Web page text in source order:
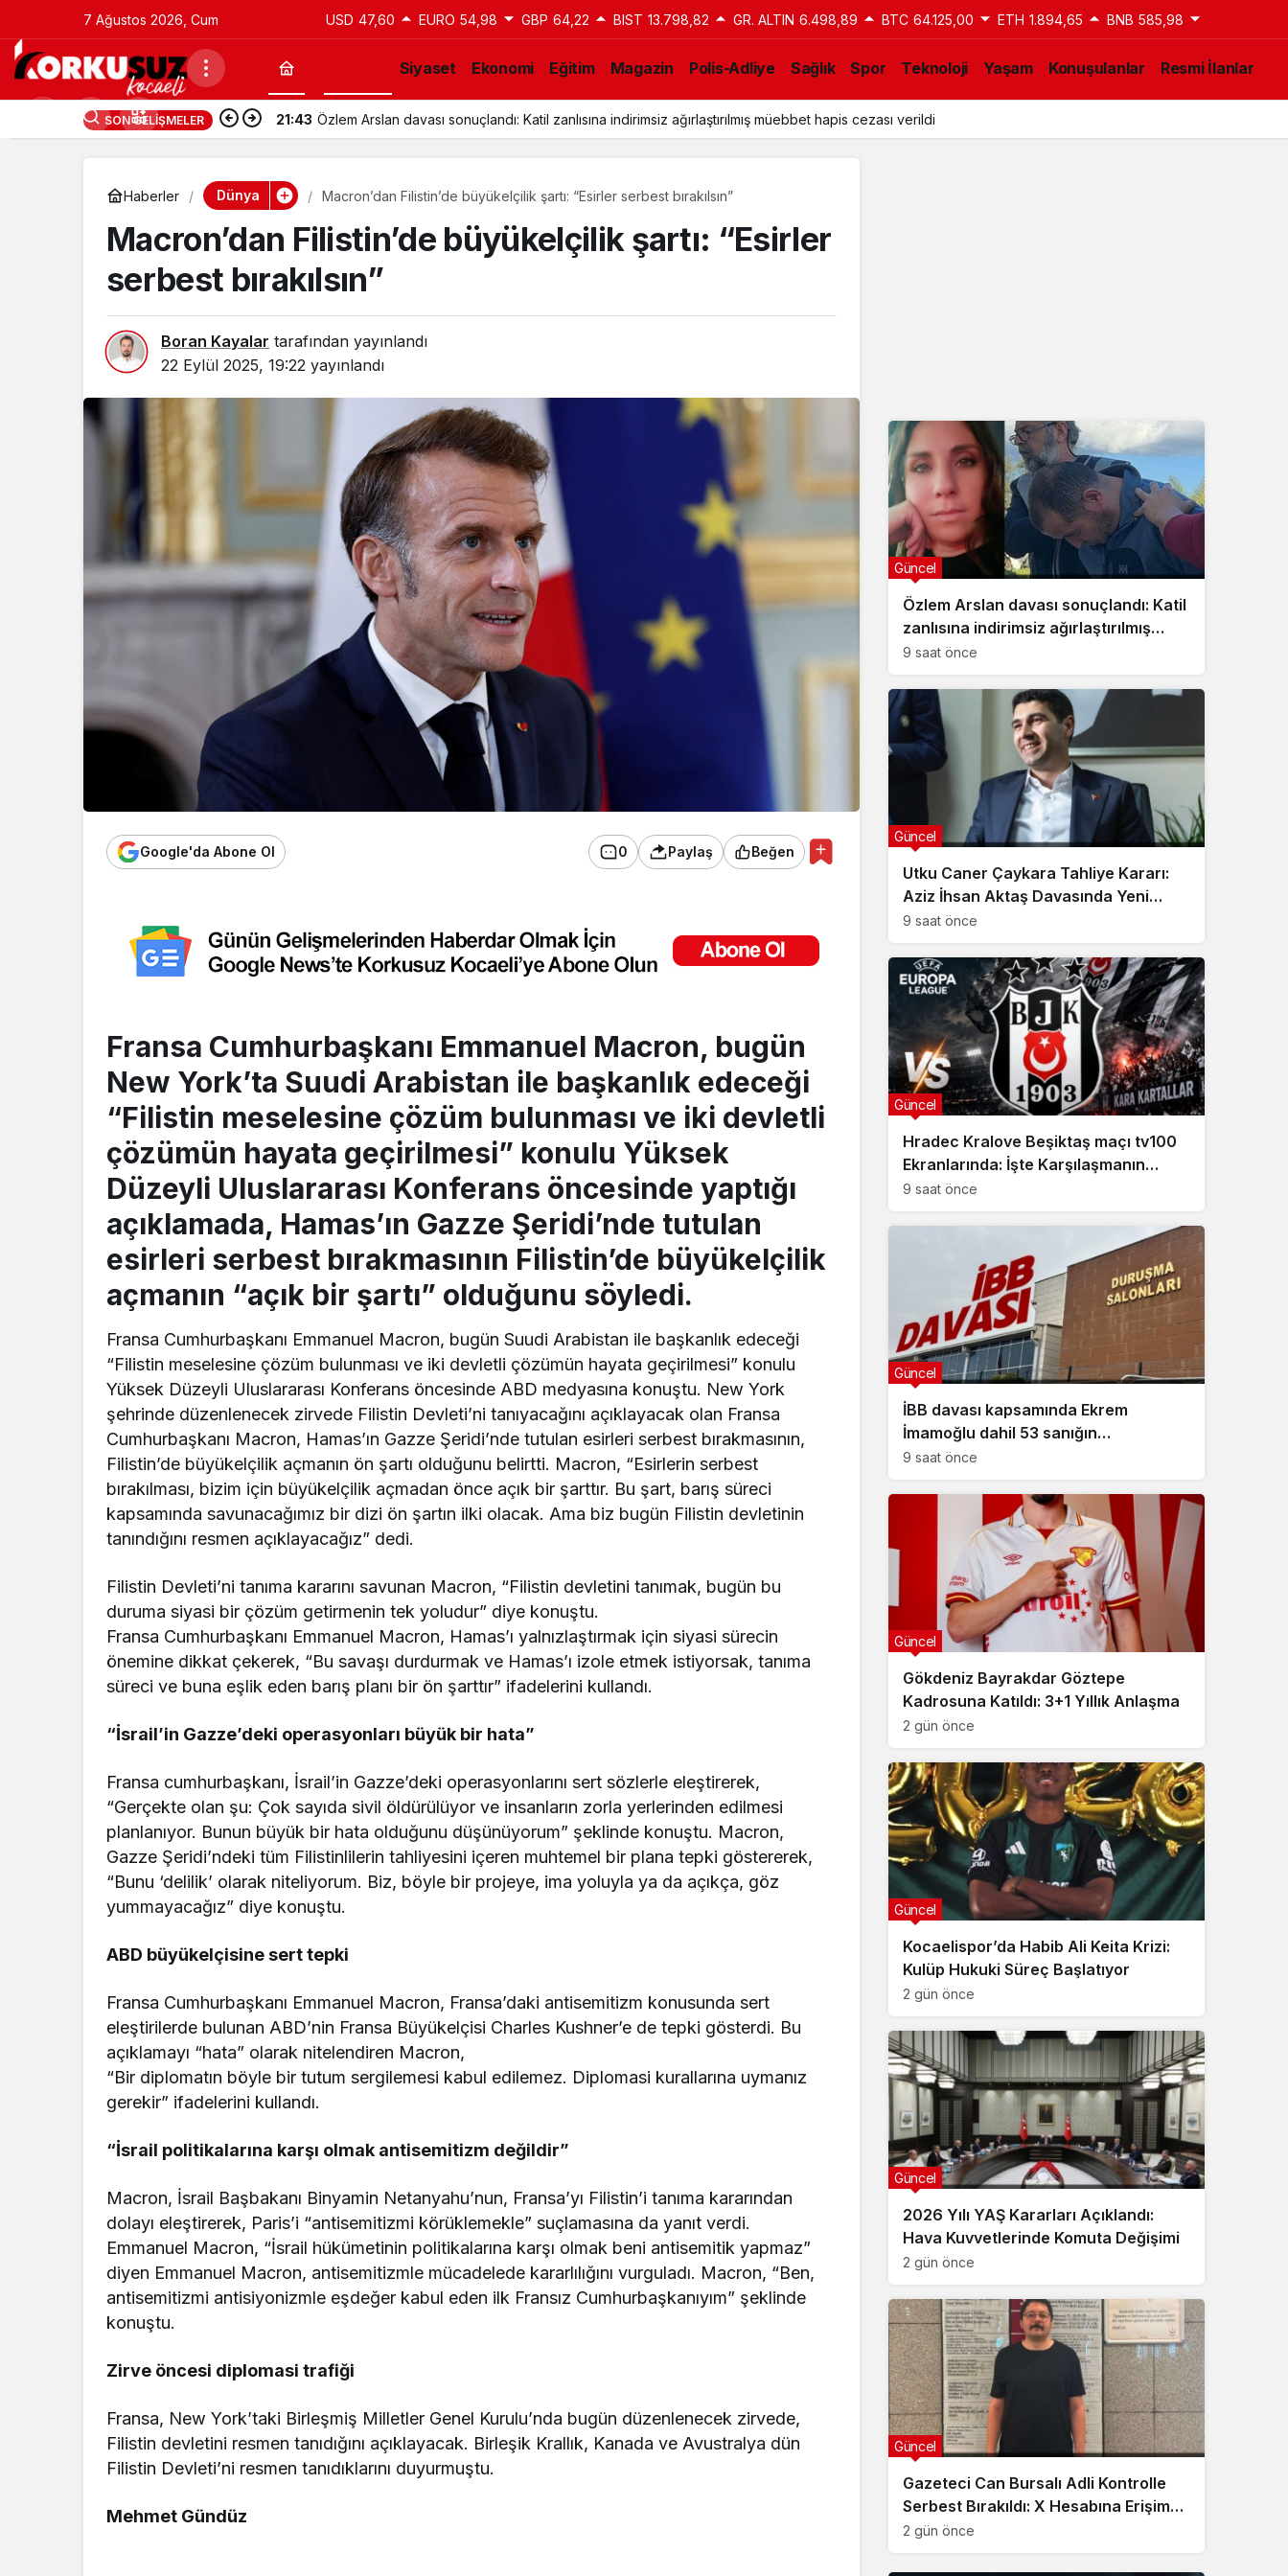
7 Ağustos 2026, Cum USD 47,60 EURO 54,98 GBP 64,22 BIST 13.798,82 GR. ALTIN 6.498,89 BTC 64.125,00 ETH 1.894,65 BNB 585,98
Siyaset Ekonomi Eğitim Magazin Polis-Adliye Sağlık Spor Teknoloji Yaşam Konuşulanlar Resmi İlanlar
SON GELIŞMELER 21:43 Utku Caner Çaykara Tahliye Kararı: Aziz İhsan Aktaş Davasında Yeni Gelişme
Haberler Dünya Macron’dan Filistin’de büyükelçilik şartı: “Esirler serbest bırakılsın”
Macron’dan Filistin’de büyükelçilik şartı: “Esirler
serbest bırakılsın”
Boran Kayalar tarafından yayınlandı
22 Eylül 2025, 19:22 yayınlandı
Google'da Abone Ol 0 Paylaş Beğen
Fransa Cumhurbaşkanı Emmanuel Macron, bugün
New York’ta Suudi Arabistan ile başkanlık edeceği
“Filistin meselesine çözüm bulunması ve iki devletli
çözümün hayata geçirilmesi” konulu Yüksek
Düzeyli Uluslararası Konferans öncesinde yaptığı
açıklamada, Hamas’ın Gazze Şeridi’nde tutulan
esirleri serbest bırakmasının Filistin’de büyükelçilik
açmanın “açık bir şartı” olduğunu söyledi.
Fransa Cumhurbaşkanı Emmanuel Macron, bugün Suudi Arabistan ile başkanlık edeceği
“Filistin meselesine çözüm bulunması ve iki devletli çözümün hayata geçirilmesi” konulu
Yüksek Düzeyli Uluslararası Konferans öncesinde ABD medyasına konuştu. New York
şehrinde düzenlenecek zirvede Filistin Devleti’ni tanıyacağını açıklayacak olan Fransa
Cumhurbaşkanı Macron, Hamas’ın Gazze Şeridi’nde tutulan esirleri serbest bırakmasının,
Filistin’de büyükelçilik açmanın ön şartı olduğunu belirtti. Macron, “Esirlerin serbest
bırakılması, bizim için büyükelçilik açmadan önce açık bir şarttır. Bu şart, barış süreci
kapsamında savunacağımız bir dizi ön şartın ilki olacak. Ama biz bugün Filistin devletinin
tanındığını resmen açıklayacağız” dedi.
Filistin Devleti’ni tanıma kararını savunan Macron, “Filistin devletini tanımak, bugün bu
duruma siyasi bir çözüm getirmenin tek yoludur” diye konuştu.
Fransa Cumhurbaşkanı Emmanuel Macron, Hamas’ı yalnızlaştırmak için siyasi sürecin
önemine dikkat çekerek, “Bu savaşı durdurmak ve Hamas’ı izole etmek istiyorsak, tanıma
süreci ve buna eşlik eden barış planı bir ön şarttır” ifadelerini kullandı.
“İsrail’in Gazze’deki operasyonları büyük bir hata”
Fransa cumhurbaşkanı, İsrail’in Gazze’deki operasyonlarını sert sözlerle eleştirerek,
“Gerçekte olan şu: Çok sayıda sivil öldürülüyor ve insanların zorla yerlerinden edilmesi
planlanıyor. Bunun büyük bir hata olduğunu düşünüyorum” şeklinde konuştu. Macron,
Gazze Şeridi’ndeki tüm Filistinlilerin tahliyesini içeren muhtemel bir plana tepki göstererek,
“Bunu ‘delilik’ olarak niteliyorum. Biz, böyle bir projeye, ima yoluyla ya da açıkça, göz
yummayacağız” diye konuştu.
ABD büyükelçisine sert tepki
Fransa Cumhurbaşkanı Emmanuel Macron, Fransa’daki antisemitizm konusunda sert
eleştirilerde bulunan ABD’nin Fransa Büyükelçisi Charles Kushner’e de tepki gösterdi. Bu
açıklamayı “hata” olarak nitelendiren Macron,
“Bir diplomatın böyle bir tutum sergilemesi kabul edilemez. Diplomasi kurallarına uymanız
gerekir” ifadelerini kullandı.
“İsrail politikalarına karşı olmak antisemitizm değildir”
Macron, İsrail Başbakanı Binyamin Netanyahu’nun, Fransa’yı Filistin’i tanıma kararından
dolayı eleştirerek, Paris’i “antisemitizmi körüklemekle” suçlamasına da yanıt verdi.
Emmanuel Macron, “İsrail hükümetinin politikalarına karşı olmak beni antisemitik yapmaz”
diyen Emmanuel Macron, antisemitizmle mücadelede kararlılığını vurguladı. Macron, “Ben,
antisemitizmi antisiyonizmle eşdeğer kabul eden ilk Fransız Cumhurbaşkanıyım” şeklinde
konuştu.
Zirve öncesi diplomasi trafiği
Fransa, New York’taki Birleşmiş Milletler Genel Kurulu’nda bugün düzenlenecek zirvede,
Filistin devletini resmen tanıdığını açıklayacak. Birleşik Krallık, Kanada ve Avustralya dün
Filistin Devleti’ni resmen tanıdıklarını duyurmuştu.
Mehmet Gündüz
Özlem Arslan davası sonuçlandı: Katil
zanlısına indirimsiz ağırlaştırılmış
müebbet hapis cezası verildi
9 saat önce
Güncel
Utku Caner Çaykara Tahliye Kararı:
Aziz İhsan Aktaş Davasında Yeni
Gelişme
9 saat önce
Güncel
Hradec Kralove Beşiktaş maçı tv100
Ekranlarında: İşte Karşılaşmanın
Detayları
9 saat önce
Güncel
İBB davası kapsamında Ekrem
İmamoğlu dahil 53 sanığın
tutukluluğuna devam kararı
9 saat önce
Güncel
Gökdeniz Bayrakdar Göztepe
Kadrosuna Katıldı: 3+1 Yıllık Anlaşma
2 gün önce
Güncel
Kocaelispor’da Habib Ali Keita Krizi:
Kulüp Hukuki Süreç Başlatıyor
2 gün önce
Güncel
2026 Yılı YAŞ Kararları Açıklandı:
Hava Kuvvetlerinde Komuta Değişimi
2 gün önce
Güncel
Gazeteci Can Bursalı Adli Kontrolle
Serbest Bırakıldı: X Hesabına Erişim
Engeli Getirildi
2 gün önce
Güncel